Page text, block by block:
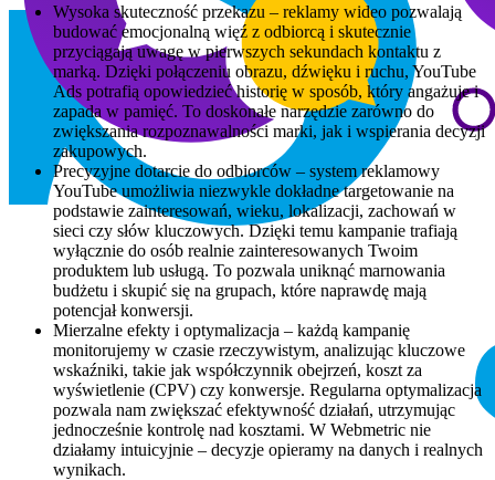
Wysoka skuteczność przekazu – reklamy wideo pozwalają
budować emocjonalną więź z odbiorcą i skutecznie
przyciągają uwagę w pierwszych sekundach kontaktu z
marką. Dzięki połączeniu obrazu, dźwięku i ruchu, YouTube
Ads potrafią opowiedzieć historię w sposób, który angażuje i
zapada w pamięć. To doskonałe narzędzie zarówno do
zwiększania rozpoznawalności marki, jak i wspierania decyzji
zakupowych.
Precyzyjne dotarcie do odbiorców – system reklamowy
YouTube umożliwia niezwykle dokładne targetowanie na
podstawie zainteresowań, wieku, lokalizacji, zachowań w
sieci czy słów kluczowych. Dzięki temu kampanie trafiają
wyłącznie do osób realnie zainteresowanych Twoim
produktem lub usługą. To pozwala uniknąć marnowania
budżetu i skupić się na grupach, które naprawdę mają
potencjał konwersji.
Mierzalne efekty i optymalizacja – każdą kampanię
monitorujemy w czasie rzeczywistym, analizując kluczowe
wskaźniki, takie jak współczynnik obejrzeń, koszt za
wyświetlenie (CPV) czy konwersje. Regularna optymalizacja
pozwala nam zwiększać efektywność działań, utrzymując
jednocześnie kontrolę nad kosztami. W Webmetric nie
działamy intuicyjnie – decyzje opieramy na danych i realnych
wynikach.